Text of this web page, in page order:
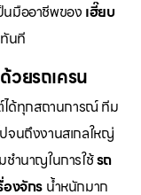
มืออาชีพของเฮี๊ยบ
ทันที
ยรถเครน
ได้ทุกสถานการณ์ ทีม
จนถึงงานสเกลใหญ่
ชำนาญในการใช้รถ
องจักร น้ำหนักมาก